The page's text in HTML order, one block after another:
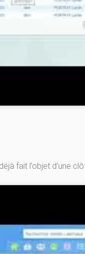
fait l’objet d’une